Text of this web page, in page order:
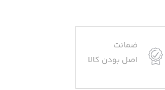
ضمانت
اصل بودن کالا